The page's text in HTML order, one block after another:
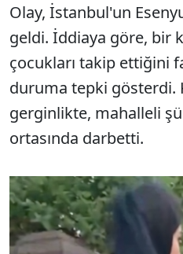
Olay, İstanbul'un
geldi. İddiaya göre, bir
çocukları takip ettiğini
duruma tepki gösterdi.
gerginlikte, mahalleli
ortasında darbetti.